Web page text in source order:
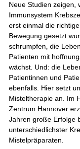
Neue Studien zeigen,
Immunsystem
erst einmal die
Bewegung gesetzt
schrumpfen, die
Patienten mit
wächst. Und: die
Patientinnen und
ebenfalls. Hier setzt
Misteltherapie an. Im
Zentrum Hannover
Jahren große Erfolge
unterschiedlichster
Mistelpräparaten.